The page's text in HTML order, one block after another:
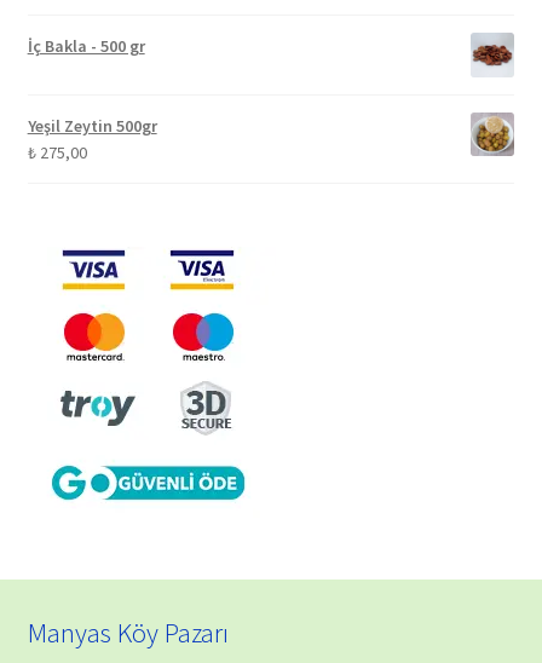
İç Bakla - 500 gr
Yeşil Zeytin 500gr
₺275,00
Manyas Köy Pazarı